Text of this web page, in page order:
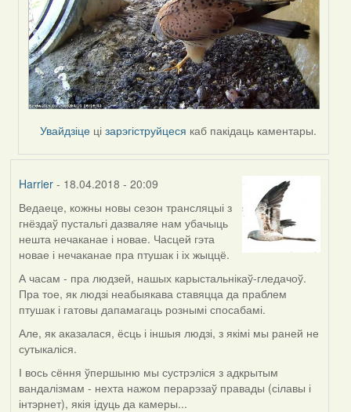
Увайдзіце цізарэгіструйцеся каб пакідаць каментары.
Harrier- 18.04.2018 - 20:09
Ведаеце, кожны новы сезон трансляцыі з
гнёздаў пустальгі дазваляе нам убачыць
нешта нечаканае і новае. Часцей гэта
новае і нечаканае пра птушак і іх жыццё.
А часам - пра людзей, нашых карыстальнікаў-гледачоў.
Пра тое, як людзі неабыякава ставяцца да праблем
птушак і гатовы дапамагаць рознымі спосабамі.
Але, як аказалася, ёсць і іншыя людзі, з якімі мы раней не
сутыкаліся.
І вось сёння ўпершыню мы сустрэліся з адкрытым
вандалізмам - нехта нажом перарэзаў правады (сілавы і
інтэрнет), якія ідуць да камеры...